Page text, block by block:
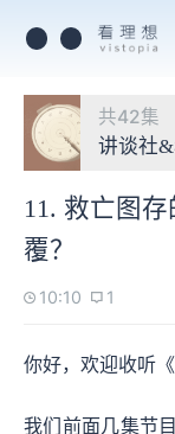
共42集
讲谈社
11. 救亡图
覆？
10:10 1
你好，欢迎收听
我们前面几集节